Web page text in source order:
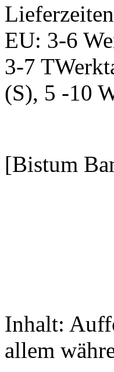
EU: 3-6
3-7
(S), 5 -10
[Bistum
Inhalt:
allem